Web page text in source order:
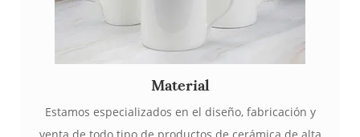
Material
Estamos especializados en el diseño, fabricación y
venta de todo tipo de productos de cerámica de alta